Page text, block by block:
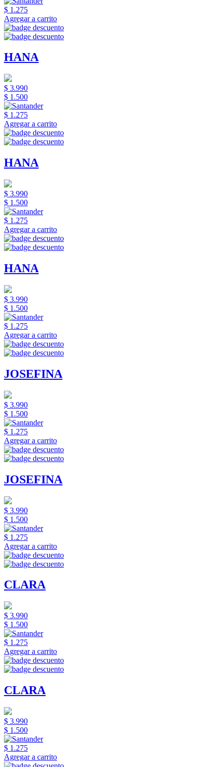
$ 1.275
Agregar a carrito
HANA
$ 3.990
$ 1.500
$ 1.275
Agregar a carrito
HANA
$ 3.990
$ 1.500
$ 1.275
Agregar a carrito
HANA
$ 3.990
$ 1.500
$ 1.275
Agregar a carrito
JOSEFINA
$ 3.990
$ 1.500
$ 1.275
Agregar a carrito
JOSEFINA
$ 3.990
$ 1.500
$ 1.275
Agregar a carrito
CLARA
$ 3.990
$ 1.500
$ 1.275
Agregar a carrito
CLARA
$ 3.990
$ 1.500
$ 1.275
Agregar a carrito